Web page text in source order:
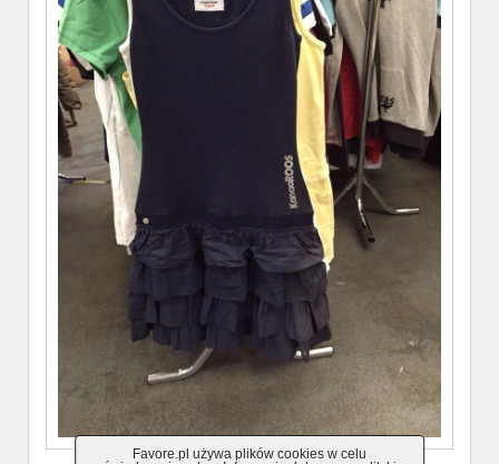
Favore.pl używa plików cookies w celu